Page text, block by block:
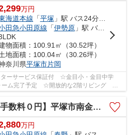
万円
海道本線 「平塚」駅 バス24分 「片岡（神奈川県）」 停歩9分
田急小田原線 「伊勢原」駅 バス21分 「平塚西郵便局前」 停歩3分
物面積：100.91㎡（30.52坪）
地面積：100.04㎡（30.26坪）
奈川県平塚市片岡
ターサービス保証付 ☆金目小・金目中学
ム完了予定 ☆開放的な2階リビング ☆
０円】平塚市南金目第20 新築一戸建て 全２棟
万円